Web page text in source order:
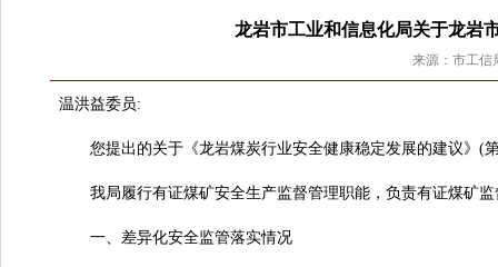
龙岩市工业和信息化局关于龙岩
来源：市工信
温洪益委员:
您提出的关于《龙岩煤炭行业安全健康稳定发展的建议》(第
我局履行有证煤矿安全生产监督管理职能，负责有证煤矿监
一、差异化安全监管落实情况